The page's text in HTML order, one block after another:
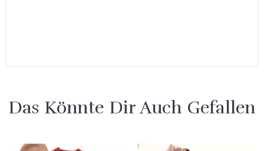
Das Könnte Dir Auch Gefallen